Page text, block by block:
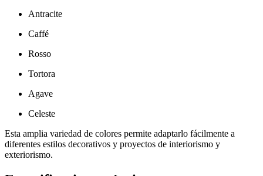
Antracite
Caffé
Rosso
Tortora
Agave
Celeste
Esta amplia variedad de colores permite adaptarlo fácilmente a
diferentes estilos decorativos y proyectos de interiorismo y
exteriorismo.